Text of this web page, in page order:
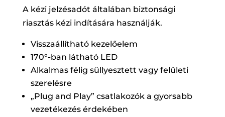
A kézi jelzésadót általában biztonsági
riasztás kézi indítására használják.
Visszaállítható kezelőelem
170°-ban látható LED
Alkalmas félig süllyesztett vagy felületi
szerelésre
„Plug and Play” csatlakozók a gyorsabb
vezetékezés érdekében